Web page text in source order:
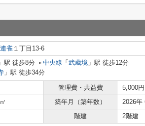
雀 １丁目13-6
」駅 徒歩8分 中央線 「 武蔵境 」駅 徒歩12分
」駅 徒歩34分
管理費・共益費
5,000円
築年月（築年数）
2026年
階建 2階建